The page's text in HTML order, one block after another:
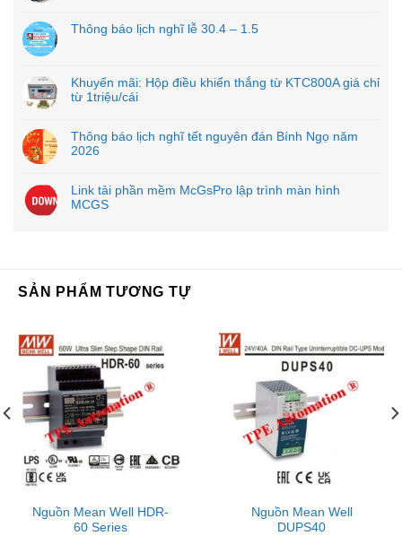
Thông báo lịch nghĩ lễ 30.4 – 1.5
Khuyến mãi: Hộp điều khiển thắng từ KTC800A giá chỉ
từ 1triệu/cái
Thông báo lịch nghĩ tết nguyên đán Bính Ngọ năm
2026
Link tải phần mềm McGsPro lập trình màn hình
MCGS
SẢN PHẨM TƯƠNG TỰ
Nguồn Mean Well HDR-
60 Series
Nguồn Mean Well
DUPS40